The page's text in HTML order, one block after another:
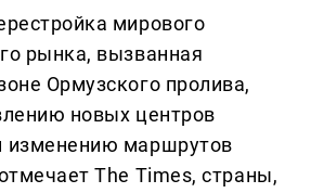
мирового
рынка, вызванная
Ормузского пролива,
новых центров
изменению маршрутов
The Times, страны,